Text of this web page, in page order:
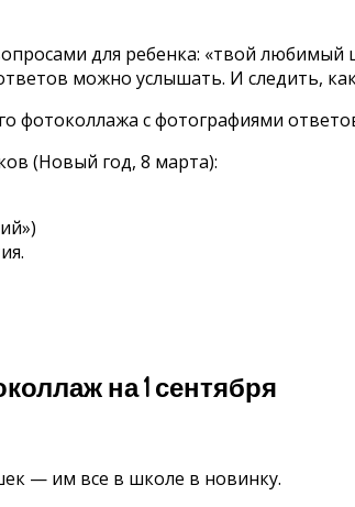
для ребенка: «твой
можно услышать. И следить,
фотоколлажа с фотографиями
(Новый год, 8 марта):
на 1 сентября
— им все в школе в новинку.